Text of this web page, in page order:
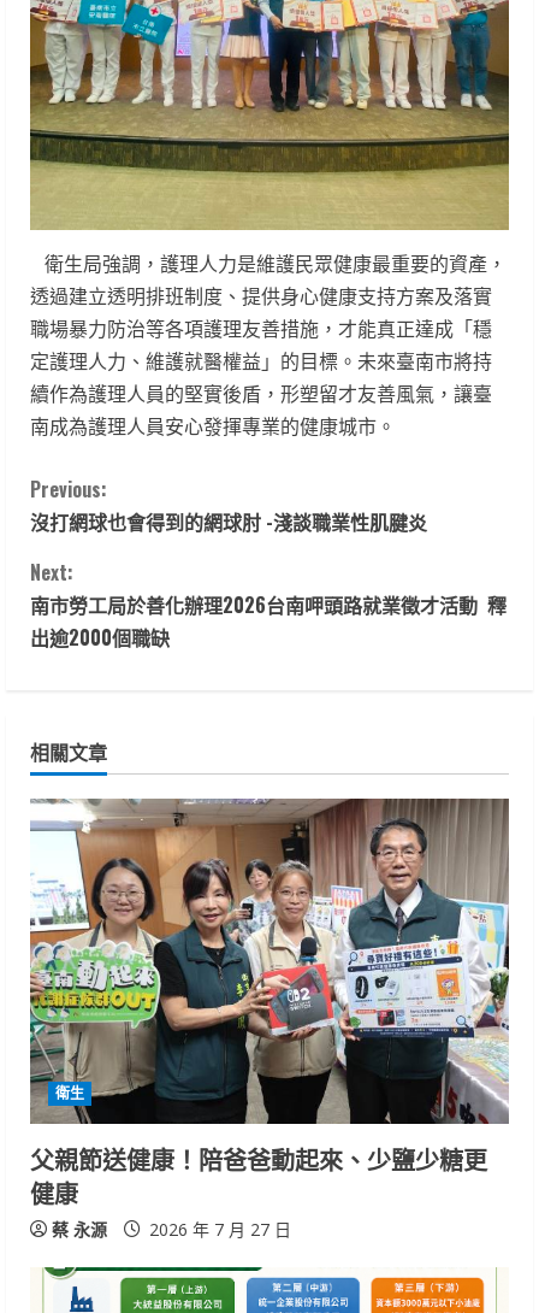
衛生局強調，護理人力是維護民眾健康最重要的資產，
透過建立透明排班制度、提供身心健康支持方案及落實
職場暴力防治等各項護理友善措施，才能真正達成「穩
定護理人力、維護就醫權益」的目標。未來臺南市將持
續作為護理人員的堅實後盾，形塑留才友善風氣，讓臺
南成為護理人員安心發揮專業的健康城市。
C
o
n
t
n
u
R
e
a
d
i
n
g
Previous:
沒打網球也會得到的網球肘 -淺談職業性肌腱炎
Next:
南市勞工局於善化辦理2026台南呷頭路就業徵才活動 釋
出逾2000個職缺
相關文章
衛生
父親節送健康！陪爸爸動起來、少鹽少糖更
健康
蔡 永源 2026 年 7 月 27 日